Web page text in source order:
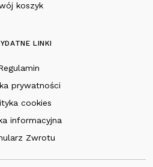
koszyk
LINKI
prywatności
cookies
informacyjna
Zwrotu